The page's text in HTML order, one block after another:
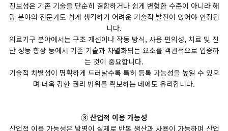
진보성은 기존 기술을 단순히 결합하거나 쉽게 변형한 수준이 아니라 해
당 분야의 전문가도 쉽게 생각하기 어려운 기술적 발전이 있어야 인정됩
니다.
의료기구 분야에서는 구조 개선이나 작동 방식, 사용 편의성, 치료 및 진
단 성능 향상 등에서 기존 기술과 차별화되는 요소를 객관적으로 입증하
는 것이 중요합니다.
기술적 차별성이 명확하게 드러날수록 특허 등록 가능성을 높일 수 있으
며 더욱 강한 권리 범위를 확보하는 데에도 유리합니다.
③ 산업적 이용 가능성
산업적 이용 가능성은 발명이 실제로 반복 생산과 사용이 가능하며 산업